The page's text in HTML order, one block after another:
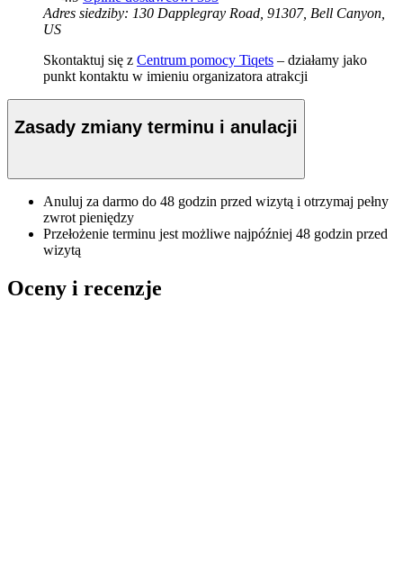
Adres siedziby: 130 Dapplegray Road, 91307, Bell Canyon,
US
Skontaktuj się z Centrum pomocy Tiqets – działamy jako
punkt kontaktu w imieniu organizatora atrakcji
Zasady zmiany terminu i anulacji
Anuluj za darmo do 48 godzin przed wizytą i otrzymaj pełny
zwrot pieniędzy
Przełożenie terminu jest możliwe najpóźniej 48 godzin przed
wizytą
Oceny i recenzje